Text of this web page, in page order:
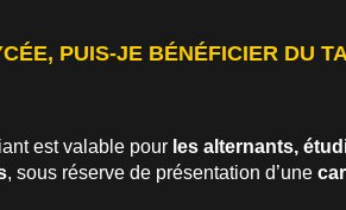
PUIS-JE BÉNÉFICIER DU
est valable pour les alternants,
, sous réserve de présentation d’une